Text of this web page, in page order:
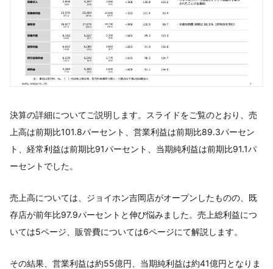
決算の詳細についてご説明します。スライドをご覧のとおり、売
上高は前期比101.8パーセント、営業利益は前期比89.3パーセン
ト、経常利益は前期比91パーセント、当期純利益は前期比91.1パ
ーセントでした。
売上高については、ジョイホン吉岡店がオープンしたものの、既
存店が前年比97.9パーセントと伸び悩みました。売上総利益につ
いては5ページ、販管費については6ページにて解説します。
その結果、営業利益は約55億円、当期純利益は約41億円となりま